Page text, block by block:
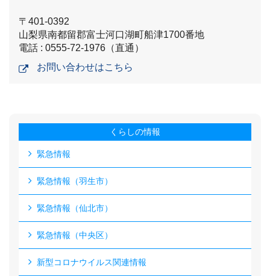
〒401-0392
山梨県南都留郡富士河口湖町船津1700番地
電話 : 0555-72-1976（直通）
お問い合わせはこちら
くらしの情報
緊急情報
緊急情報（羽生市）
緊急情報（仙北市）
緊急情報（中央区）
新型コロナウイルス関連情報